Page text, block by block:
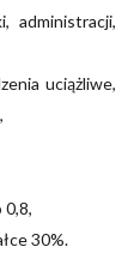
administracji,
uciążliwe,
0,8,
30%.